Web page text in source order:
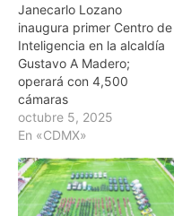
Janecarlo Lozano
inaugura primer Centro de
Inteligencia en la alcaldía
Gustavo A Madero;
operará con 4,500
cámaras
octubre 5, 2025
En «CDMX»